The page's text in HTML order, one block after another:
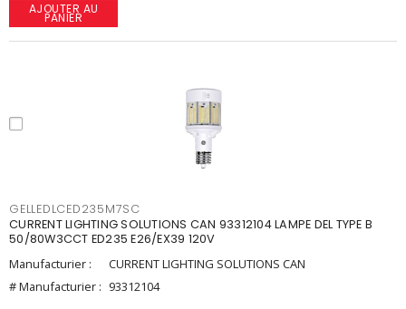
AJOUTER AU
PANIER
GELLEDLCED235M7SC
CURRENT LIGHTING SOLUTIONS CAN 93312104 LAMPE DEL TYPE B
50/80W3CCT ED235 E26/EX39 120V
Manufacturier :
CURRENT LIGHTING SOLUTIONS CAN
# Manufacturier : 93312104